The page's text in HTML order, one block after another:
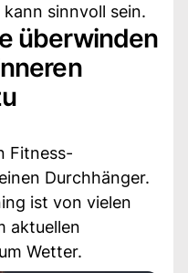
sinnvoll sein.
überwinden
Fitness-
Durchhänger.
ist von vielen
aktuellen
Wetter.